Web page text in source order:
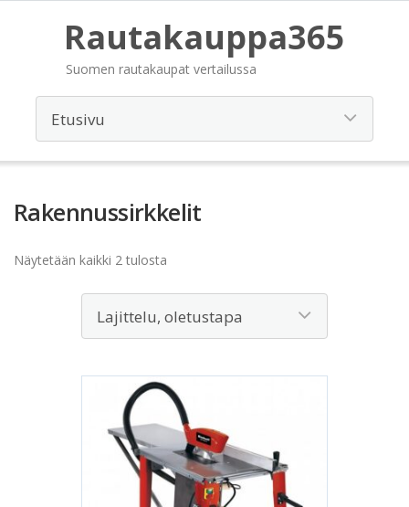
Rautakauppa365
Suomen rautakaupat vertailussa
Rakennussirkkelit
Näytetään kaikki 2 tulosta